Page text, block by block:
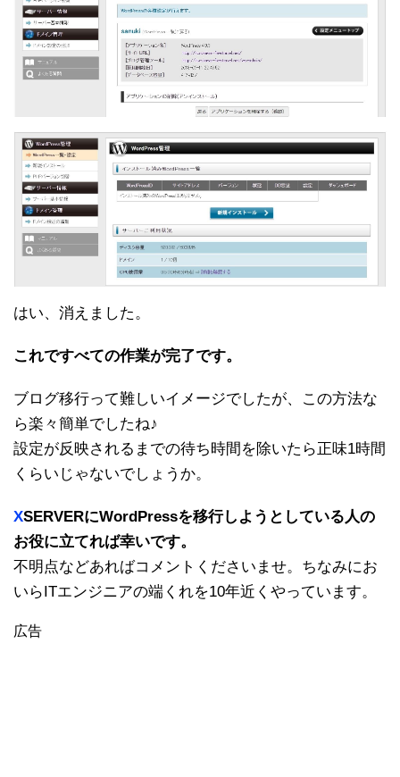
はい、消えました。
これですべての作業が完了です。
ブログ移行って難しいイメージでしたが、この方法な
ら楽々簡単でしたね♪
設定が反映されるまでの待ち時間を除いたら正味1時間
くらいじゃないでしょうか。
XSERVERにWordPressを移行しようとしている人の
お役に立てれば幸いです。
不明点などあればコメントくださいませ。ちなみにお
いらITエンジニアの端くれを10年近くやっています。
広告